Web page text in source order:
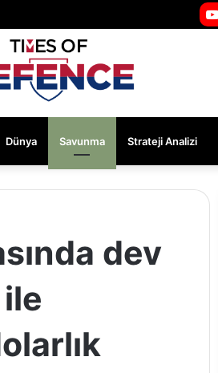
Dünya Savunma Strateji Analizi
dev